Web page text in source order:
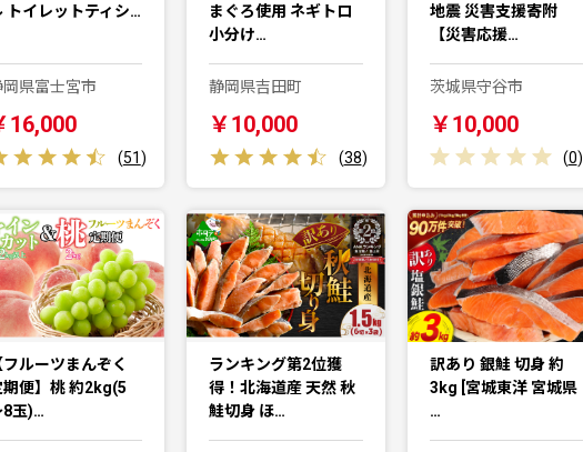
トイレットティシ…
岡県富士宮市
16,000
(51)
まぐろ使用 ネギトロ
小分け…
静岡県吉田町
￥10,000
(38)
地震 災害支援寄附
【災害応援…
茨城県守谷市
￥10,000
(0)
フルーツまんぞく
期便】桃 約2kg(5
8玉)…
ランキング第2位獲
得！北海道産 天然 秋
鮭切身 ほ…
訳あり 銀鮭 切身 約
3kg [宮城東洋 宮城県
…